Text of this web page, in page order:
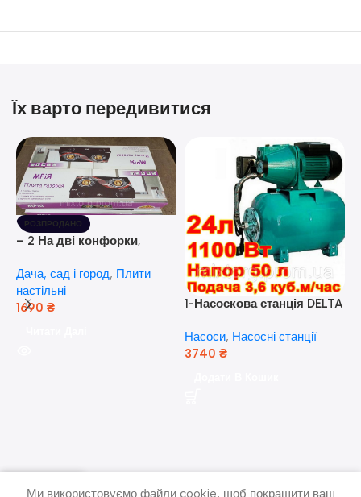
Їх варто передивитися
РОЗПРОДАНО
– 2 На дві конфорки,
розпалюванням.
Дача, сад і город, Плити
настільні
1690 ₴
1-Насоскова станція DELTA
кВт) ( Польща)
Насоси, Насосні станції
3740 ₴
Ми використовуємо файли cookie, щоб покращити ваш